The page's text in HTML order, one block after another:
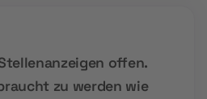
offen.
zu werden wie